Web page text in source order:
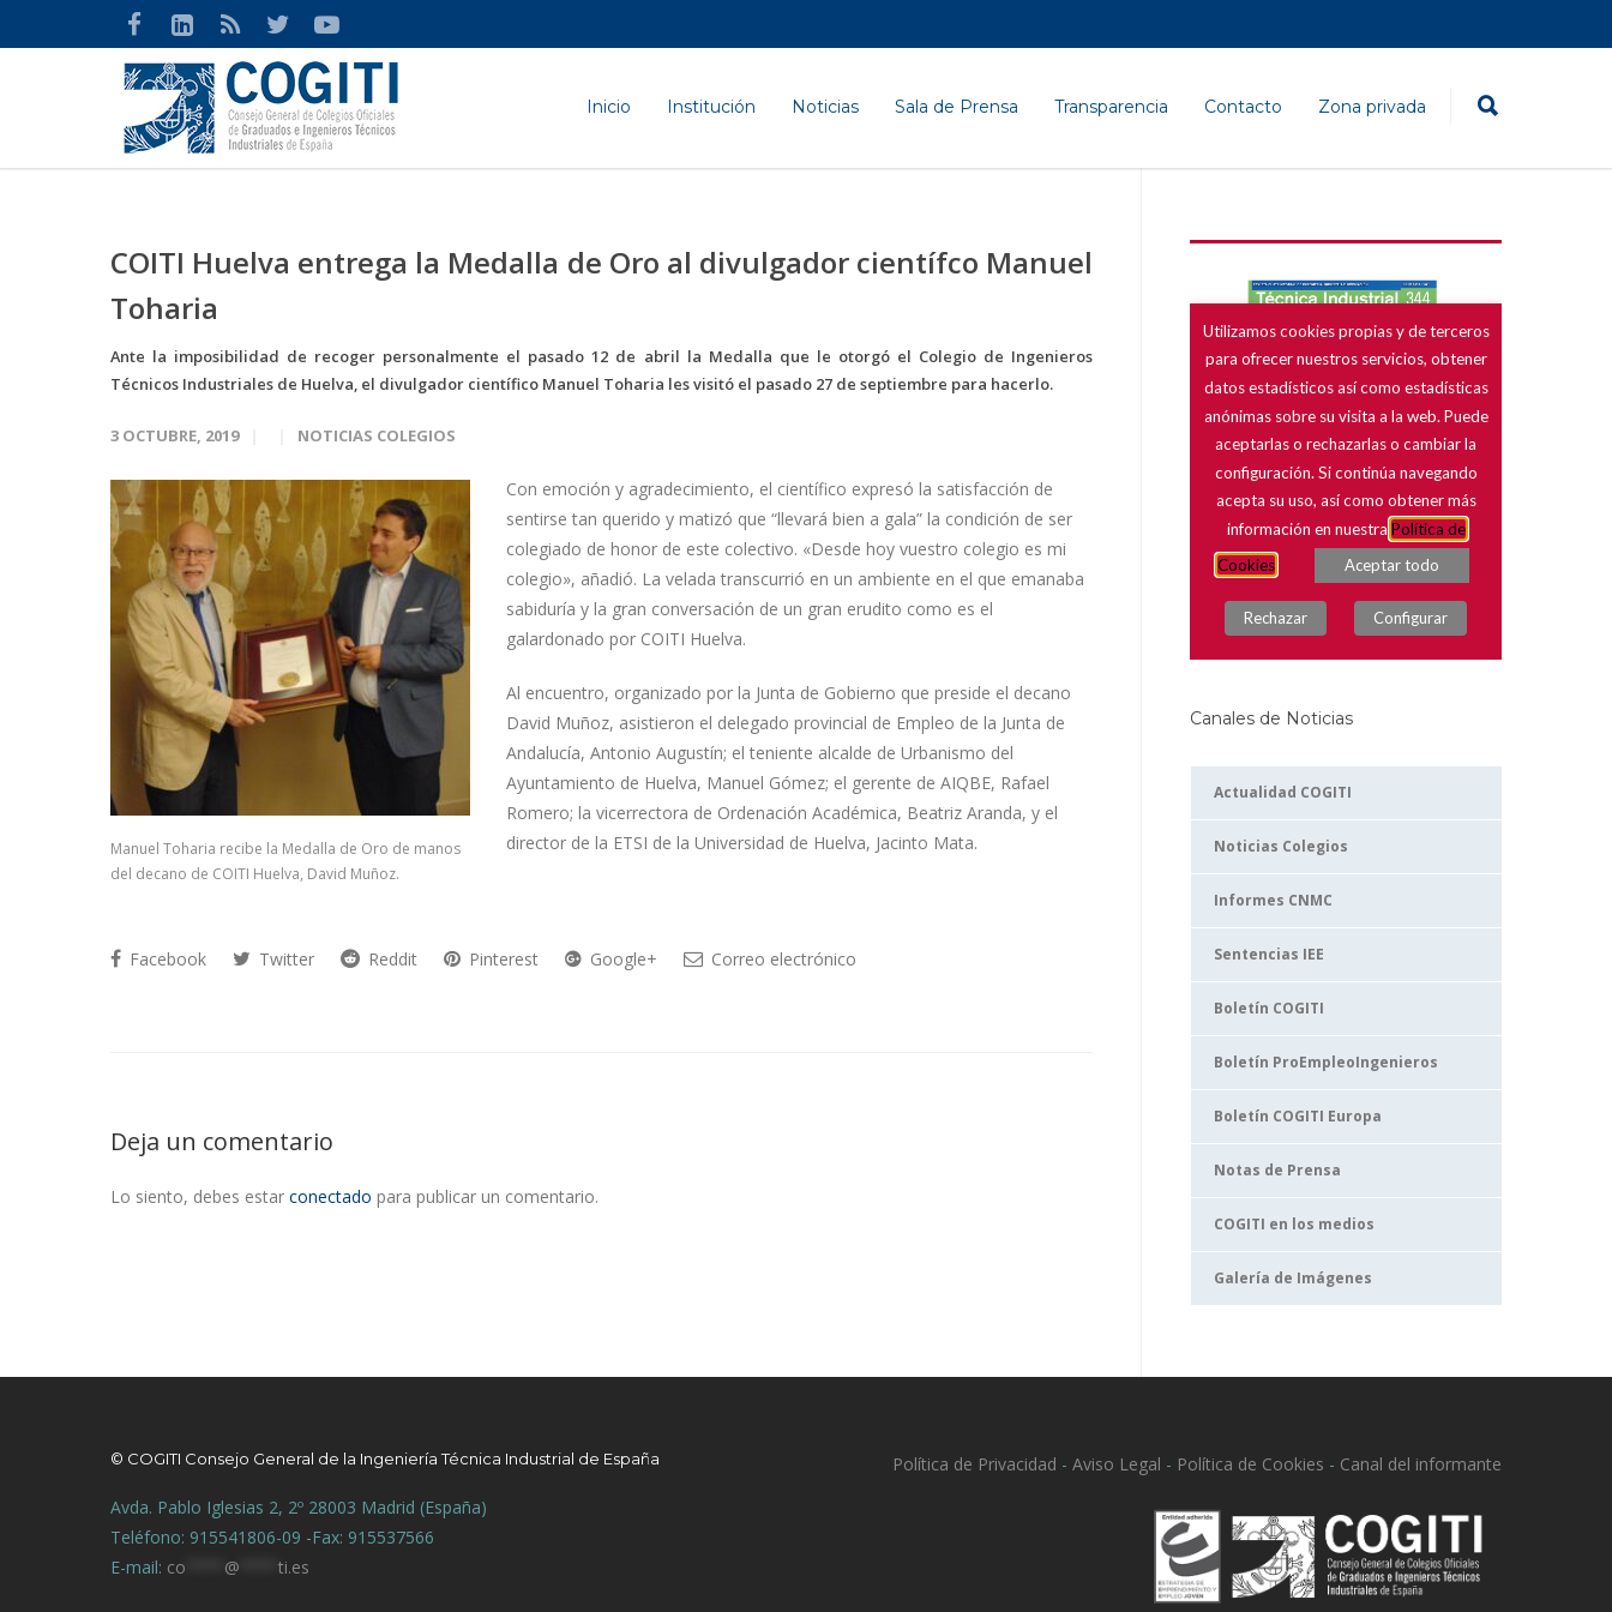
Inicio Institución Noticias Sala de Prensa Transparencia Contacto Zona privada
COITI Huelva entrega la Medalla de Oro al divulgador científco Manuel
Toharia
Ante la imposibilidad de recoger personalmente el pasado 12 de abril la Medalla que le otorgó el Colegio de Ingenieros
Técnicos Industriales de Huelva, el divulgador científico Manuel Toharia les visitó el pasado 27 de septiembre para hacerlo.
3 OCTUBRE, 2019 NOTICIAS COLEGIOS
Manuel Toharia recibe la Medalla de Oro de manos
del decano de COITI Huelva, David Muñoz.
Con emoción y agradecimiento, el científico expresó la satisfacción de
sentirse tan querido y matizó que “llevará bien a gala” la condición de ser
colegiado de honor de este colectivo. «Desde hoy vuestro colegio es mi
colegio», añadió. La velada transcurrió en un ambiente en el que emanaba
sabiduría y la gran conversación de un gran erudito como es el
galardonado por COITI Huelva.
Al encuentro, organizado por la Junta de Gobierno que preside el decano
David Muñoz, asistieron el delegado provincial de Empleo de la Junta de
Andalucía, Antonio Augustín; el teniente alcalde de Urbanismo del
Ayuntamiento de Huelva, Manuel Gómez; el gerente de AIQBE, Rafael
Romero; la vicerrectora de Ordenación Académica, Beatriz Aranda, y el
director de la ETSI de la Universidad de Huelva, Jacinto Mata.
Facebook Twitter Reddit Pinterest Google+ Correo electrónico
Deja un comentario
Lo siento, debes estar conectado para publicar un comentario.
Canales de Noticias
Actualidad COGITI
Noticias Colegios
Informes CNMC
Sentencias IEE
Boletín COGITI
Boletín ProEmpleoIngenieros
Boletín COGITI Europa
Notas de Prensa
COGITI en los medios
Galería de Imágenes
© COGITI Consejo General de la Ingeniería Técnica Industrial de España
Avda. Pablo Iglesias 2, 2º 28003 Madrid (España)
Teléfono: 915541806-09 -Fax: 915537566
E-mail: co @ ti.es
Política de Privacidad - Aviso Legal - Política de Cookies - Canal del informante